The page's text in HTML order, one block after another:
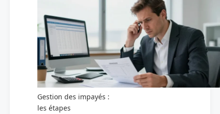
Gestion des impayés :
les étapes